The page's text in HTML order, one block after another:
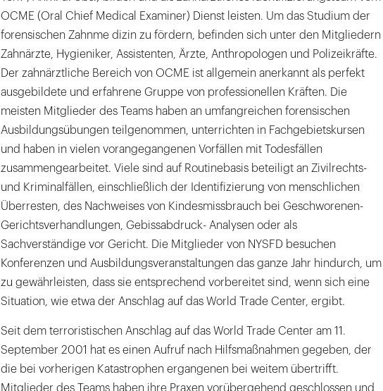
OCME (Oral Chief Medical Examiner) Dienst leisten. Um das Studium der
forensischen Zahnme dizin zu fördern, befinden sich unter den Mitgliedern
Zahnärzte, Hygieniker, Assistenten, Ärzte, Anthropologen und Polizeikräfte.
Der zahnärztliche Bereich von OCME ist allgemein anerkannt als perfekt
ausgebildete und erfahrene Gruppe von professionellen Kräften. Die
meisten Mitglieder des Teams haben an umfangreichen forensischen
Ausbildungsübungen teilgenommen, unterrichten in Fachgebietskursen
und haben in vielen vorangegangenen Vorfällen mit Todesfällen
zusammengearbeitet. Viele sind auf Routinebasis beteiligt an Zivilrechts-
und Kriminalfällen, einschließlich der Identifizierung von menschlichen
Überresten, des Nachweises von Kindesmissbrauch bei Geschworenen-
Gerichtsverhandlungen, Gebissabdruck- Analysen oder als
Sachverständige vor Gericht. Die Mitglieder von NYSFD besuchen
Konferenzen und Ausbildungsveranstaltungen das ganze Jahr hindurch, um
zu gewährleisten, dass sie entsprechend vorbereitet sind, wenn sich eine
Situation, wie etwa der Anschlag auf das World Trade Center, ergibt.
Seit dem terroristischen Anschlag auf das World Trade Center am 11.
September 2001 hat es einen Aufruf nach Hilfsmaßnahmen gegeben, der
die bei vorherigen Katastrophen ergangenen bei weitem übertrifft.
Mitglieder des Teams haben ihre Praxen vorübergehend geschlossen und